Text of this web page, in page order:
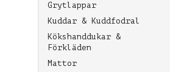
Grytlappar
Kuddar & Kuddfodral
Kökshanddukar &
Förkläden
Mattor